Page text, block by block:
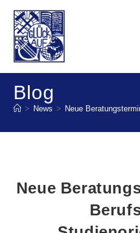
Blog
> News > Neue
Neue